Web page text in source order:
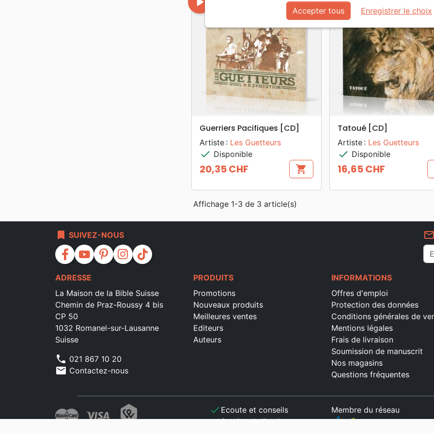
search APERÇU RAPIDE
Guerriers Pacifiques [CD]
Artiste : Les Guetteurs
check Disponible
Prix
20,35 CHF shopping_cart
search APERÇU RAPIDE
Tatoué [CD]
Artiste : Les Guetteurs
check Disponible
Prix
16,65 CHF
Affichage 1-3 de 3 article(s)
bookmark SUIVEZ-NOUS
facebook youtube pinterest instagram tiktok
mail_outline
ADRESSE
La Maison de la Bible Suisse
Chemin de Praz-Roussy 4 bis
CP 50
1032 Romanel-sur-Lausanne
Suisse
phone 021 867 10 20
mail Contactez-nous
PRODUITS
Promotions
Nouveaux produits
Meilleures ventes
Editeurs
Auteurs
INFORMATIONS
Offres d'emploi
Protection des données
Conditions générales de
Mentions légales
Frais de livraison
Soumission de manuscrit
Nos magasins
Questions fréquentes
check Ecoute et conseils
checkService de livraison
Membre du réseau
Accepter tous Enregistrer le choix